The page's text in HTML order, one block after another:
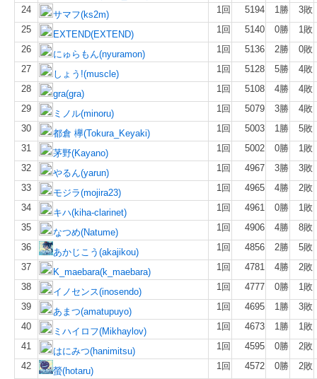
24
サマフ(ks2m) 1回 5194 1勝
3敗
25
EXTEND(EXTEND) 1回 5140 0勝
1敗
26
にゅらもん(nyuramon) 1回 5136 2勝
0敗
27
しょう!(muscle) 1回 5128 5勝
4敗
28
gra(gra) 1回 5108 4勝
4敗
29
ミノル(minoru) 1回 5079 3勝
4敗
30
都倉 欅(Tokura_Keyaki) 1回 5003 1勝
5敗
31
茅野(Kayano) 1回 5002 0勝
1敗
32
やるん(yarun) 1回 4967 3勝
3敗
33
モジラ(mojira23) 1回 4965 4勝
2敗
34
キハ(kiha-clarinet) 1回 4961 0勝
1敗
35
なつめ(Natume) 1回 4906 4勝
8敗
36
あかじこう(akajikou) 1回 4856 2勝
5敗
37
K_maebara(k_maebara) 1回 4781 4勝
2敗
38
イノセンス(inosendo) 1回 4777 0勝
1敗
39
あまつ(amatupuyo) 1回 4695 1勝
3敗
40
ミハイロフ(Mikhaylov) 1回 4673 1勝
1敗
41
はにみつ(hanimitsu) 1回 4595 0勝
2敗
42
螢(hotaru) 1回 4572 0勝 2敗